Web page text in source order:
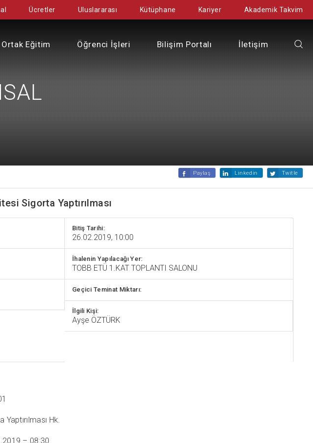
Ücretler Uluslararası Kütüphane Kariyer Akademik Takvim
Ortak Eğitim Öğrenci İşleri Bilişim Portalı İletişim
Paylaş Linkedin Twitle
Sigorta Yaptırılması
Bitiş Tarihi:
26.02.2019, 10:00
İhalenin Yapılacağı Yer:
TOBB ETÜ 1.KAT TOPLANTI SALONU
Geçici Teminat Miktarı:
İlgili Kişi:
Ayşe ÖZTÜRK
Yaptırılması Hk.
– 08:30